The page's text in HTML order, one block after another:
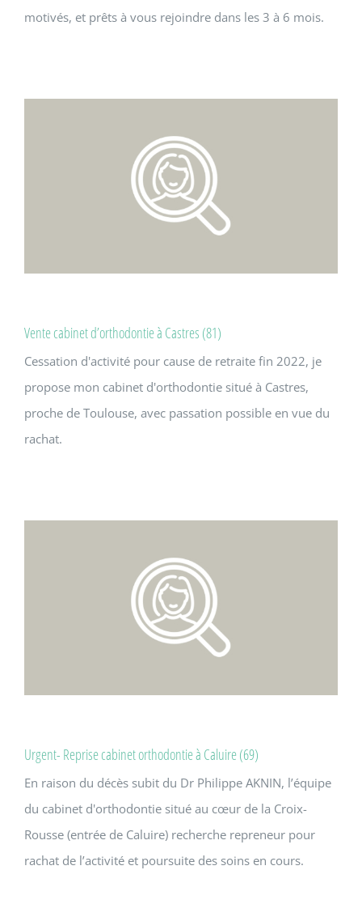
motivés, et prêts à vous rejoindre dans les 3 à 6 mois.
Vente cabinet d’orthodontie à Castres (81)
Cessation d'activité pour cause de retraite fin 2022, je
propose mon cabinet d'orthodontie situé à Castres,
proche de Toulouse, avec passation possible en vue du
rachat.
Urgent- Reprise cabinet orthodontie à Caluire (69)
En raison du décès subit du Dr Philippe AKNIN, l’équipe
du cabinet d'orthodontie situé au cœur de la Croix-
Rousse (entrée de Caluire) recherche repreneur pour
rachat de l’activité et poursuite des soins en cours.